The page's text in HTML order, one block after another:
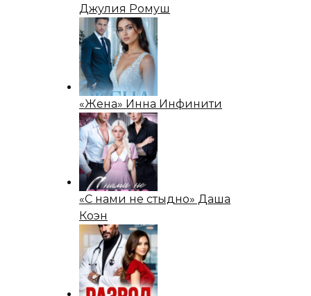
Джулия Ромуш
«Жена» Инна Инфинити
«С нами не стыдно» Даша
Коэн